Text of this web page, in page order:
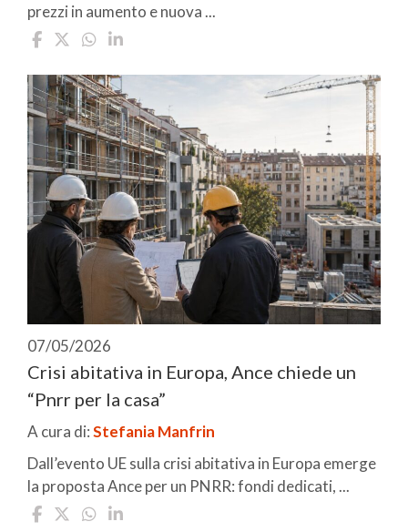
prezzi in aumento e nuova ...
07/05/2026
Crisi abitativa in Europa, Ance chiede un
“Pnrr per la casa”
A cura di:Stefania Manfrin
Dall’evento UE sulla crisi abitativa in Europa emerge
la proposta Ance per un PNRR: fondi dedicati, ...